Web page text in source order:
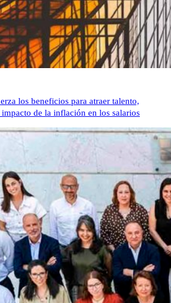
los beneficios para atraer talento,
de la inflación en los salarios